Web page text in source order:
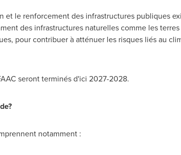
et le renforcement des infrastructures publiques
des infrastructures naturelles comme les
pour contribuer à atténuer les risques liés au
seront terminés d'ici 2027-2028.
notamment :